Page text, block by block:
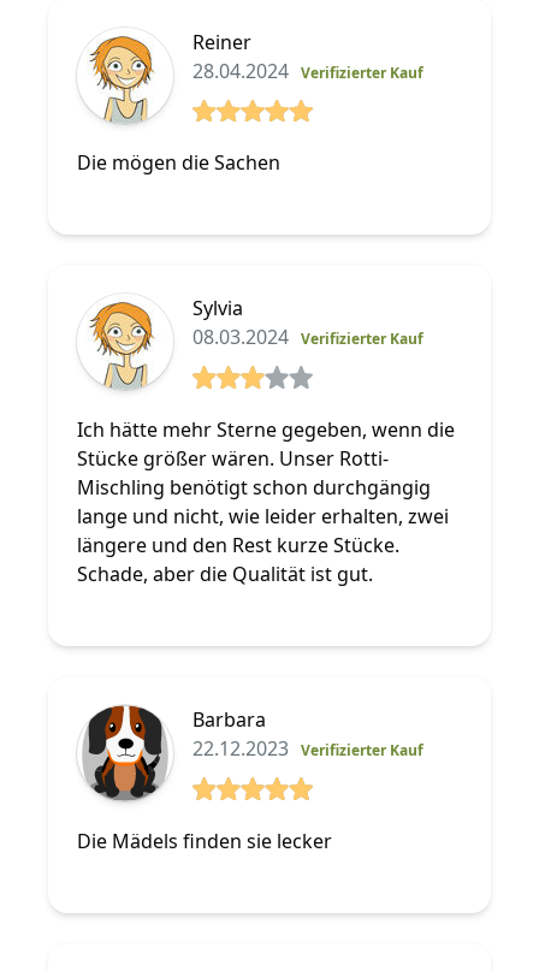
Reiner
28.04.2024 Verifizierter Kauf
Die mögen die Sachen
Sylvia
08.03.2024 Verifizierter Kauf
Ich hätte mehr Sterne gegeben, wenn die
Stücke größer wären. Unser Rotti-
Mischling benötigt schon durchgängig
lange und nicht, wie leider erhalten, zwei
längere und den Rest kurze Stücke.
Schade, aber die Qualität ist gut.
Barbara
22.12.2023 Verifizierter Kauf
Die Mädels finden sie lecker